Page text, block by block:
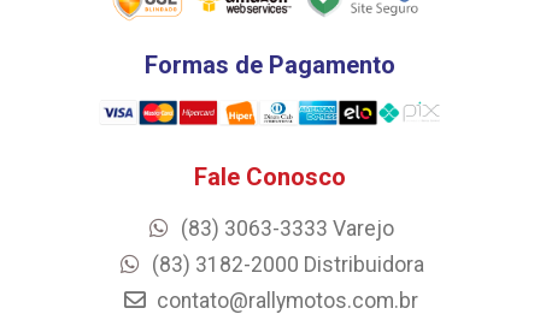
Formas de Pagamento
Fale Conosco
(83) 3063-3333 Varejo
(83) 3182-2000 Distribuidora
contato@rallymotos.com.br